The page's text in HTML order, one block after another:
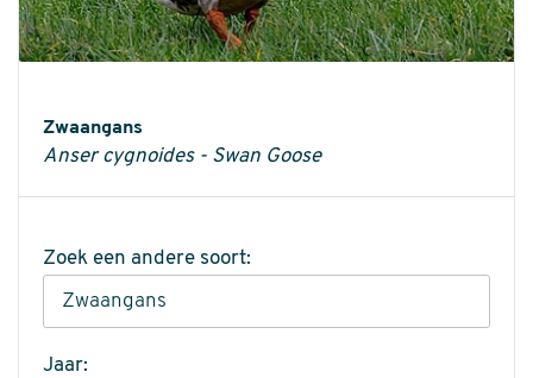
Zwaangans
Anser cygnoides - Swan Goose
Zoek een andere soort:
Jaar: